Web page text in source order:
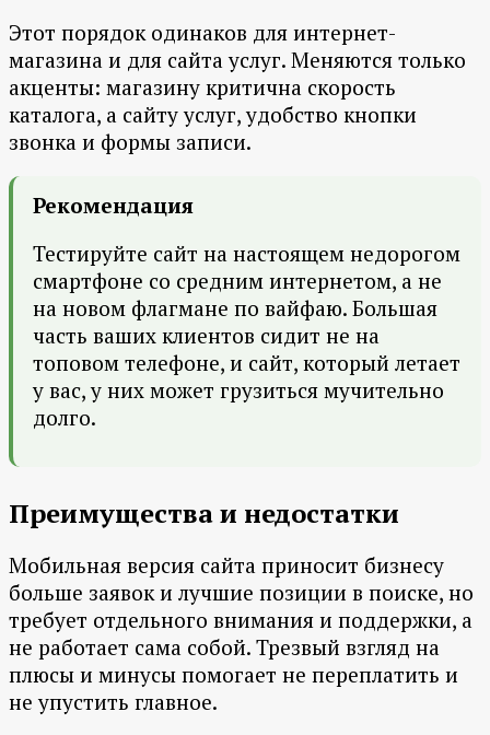
Этот порядок одинаков для интернет-
магазина и для сайта услуг. Меняются только
акценты: магазину критична скорость
каталога, а сайту услуг, удобство кнопки
звонка и формы записи.
Рекомендация
Тестируйте сайт на настоящем недорогом
смартфоне со средним интернетом, а не
на новом флагмане по вайфаю. Большая
часть ваших клиентов сидит не на
топовом телефоне, и сайт, который летает
у вас, у них может грузиться мучительно
долго.
Преимущества и недостатки
Мобильная версия сайта приносит бизнесу
больше заявок и лучшие позиции в поиске, но
требует отдельного внимания и поддержки, а
не работает сама собой. Трезвый взгляд на
плюсы и минусы помогает не переплатить и
не упустить главное.